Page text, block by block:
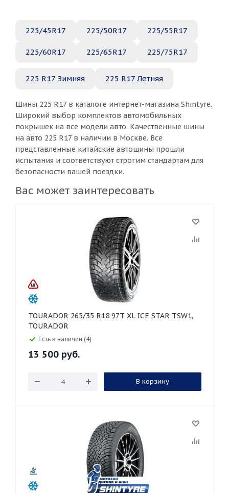
225/45R17 225/50R17 225/55R17
225/60R17 225/65R17 225/75R17
225 R17 Зимняя 225 R17 Летняя
Шины 225 R17 в каталоге интернет-магазина Shintyre.
Широкий выбор комплектов автомобильных
покрышек на все модели авто. Качественные шины
на авто 225 R17 в наличии в Москве. Все
представленные китайские автошины прошли
испытания и соответствуют строгим стандартам для
безопасности вашей поездки.
Вас может заинтересовать
TOURADOR 265/35 R18 97T XL ICE STAR TSW1,
TOURADOR
Есть в наличии (4)
13 500 руб.
В корзину